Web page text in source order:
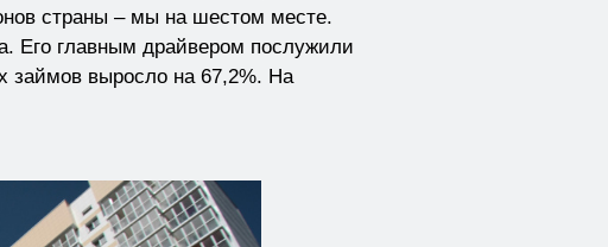
страны – мы на шестом месте.
Его главным драйвером послужили
займов выросло на 67,2%. На